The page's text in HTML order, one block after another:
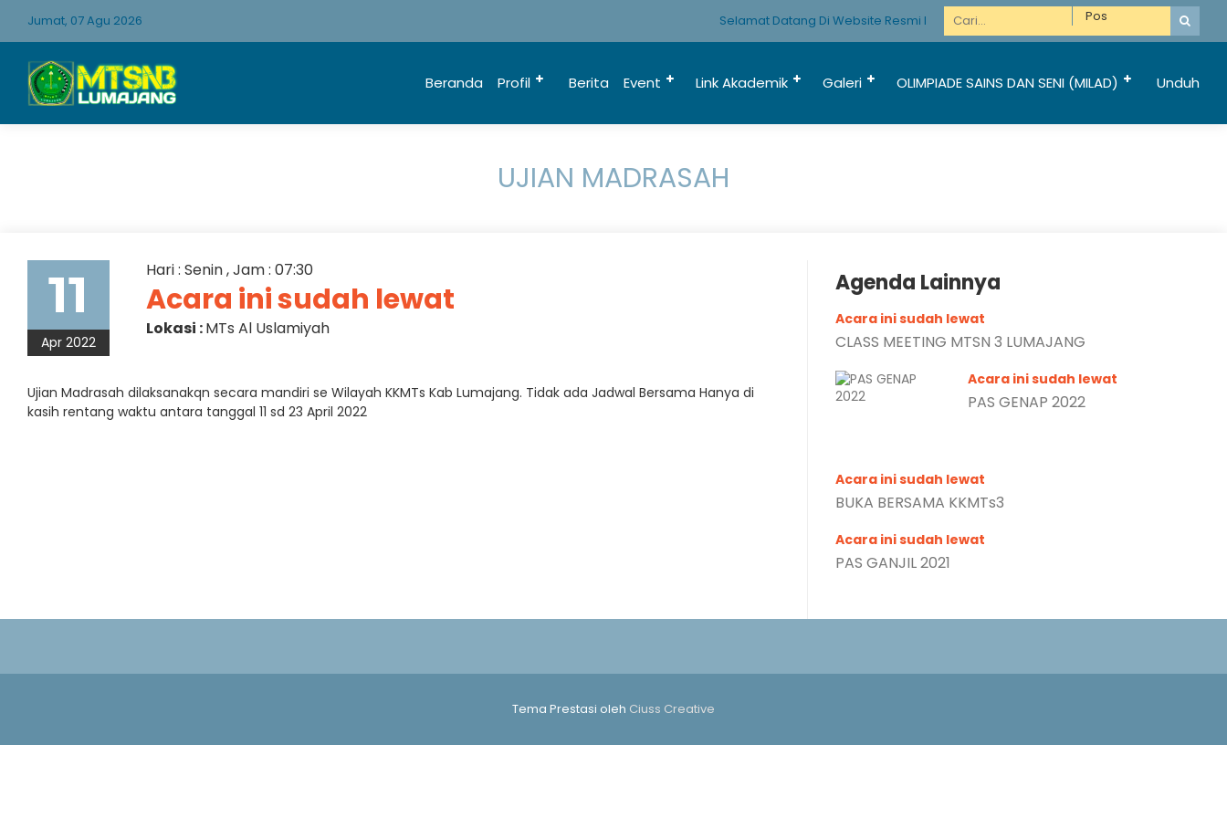
Jumat, 07 Agu 2026 Selamat Datang Di Website Resmi Madrasah Hebat Bermartabat
Beranda Profil Berita Event Link Akademik Galeri OLIMPIADE SAINS DAN SENI (MILAD) Unduh
UJIAN MADRASAH
11
Apr 2022
Hari : Senin , Jam : 07:30
Acara ini sudah lewat
Lokasi :MTs Al Uslamiyah
Ujian Madrasah dilaksanakqn secara mandiri se Wilayah KKMTs Kab Lumajang. Tidak ada Jadwal Bersama Hanya di
kasih rentang waktu antara tanggal 11 sd 23 April 2022
Agenda Lainnya
Acara ini sudah lewat
CLASS MEETING MTSN 3 LUMAJANG
Acara ini sudah lewat
PAS GENAP 2022
Acara ini sudah lewat
BUKA BERSAMA KKMTs3
Acara ini sudah lewat
PAS GANJIL 2021
Tema Prestasi oleh Ciuss Creative